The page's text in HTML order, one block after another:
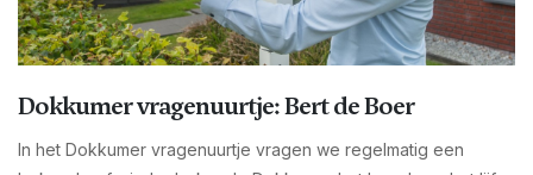
Dokkumer vragenuurtje: Bert de Boer
In het Dokkumer vragenuurtje vragen we regelmatig een